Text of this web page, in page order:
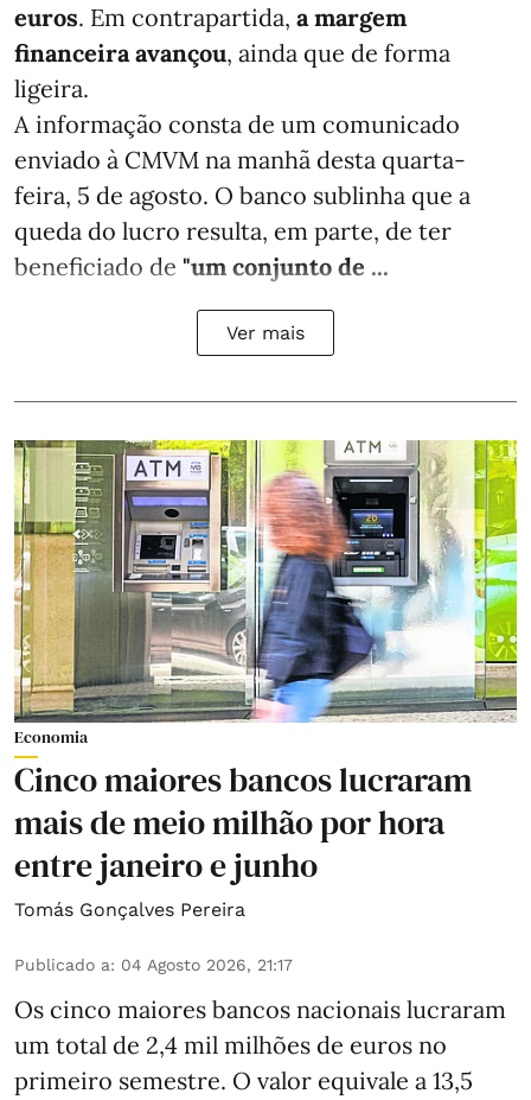
euros. Em contrapartida, a margem
financeira avançou, ainda que de forma
ligeira.
A informação consta de um comunicado
enviado à CMVM na manhã desta quarta-
feira, 5 de agosto. O banco sublinha que a
queda do lucro resulta, em parte, de ter
beneficiado de "um conjunto de ...
Ver mais
Economia
Cinco maiores bancos lucraram
mais de meio milhão por hora
entre janeiro e junho
Tomás Gonçalves Pereira
Publicado a: 04 Agosto 2026, 21:17
Os cinco maiores bancos nacionais lucraram
um total de 2,4 mil milhões de euros no
primeiro semestre. O valor equivale a 13,5